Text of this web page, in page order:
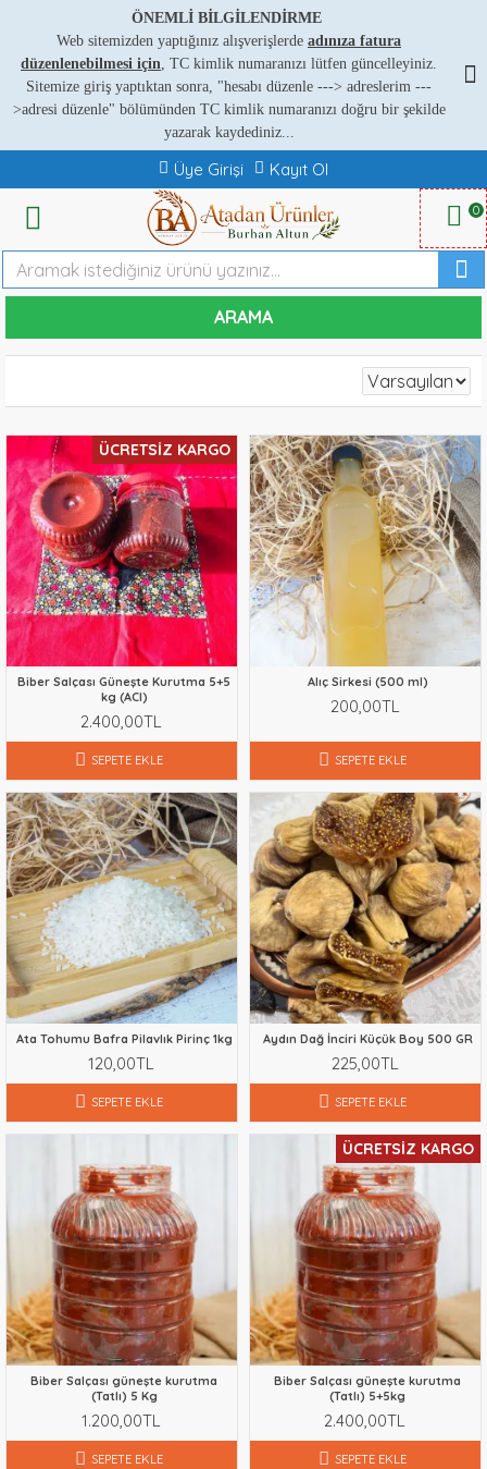
ÖNEMLİ BİLGİLENDİRME
Web sitemizden yaptığınız alışverişlerde adınıza fatura
düzenlenebilmesi için, TC kimlik numaranızı lütfen güncelleyiniz.
Sitemize giriş yaptıktan sonra, "hesabı düzenle ---> adreslerim ---
>adresi düzenle" bölümünden TC kimlik numaranızı doğru bir şekilde
yazarak kaydediniz...
Üye Girişi Kayıt Ol
0
ARAMA
ÜCRETSIZ KARGO
Biber Salçası Güneşte Kurutma 5+5
kg (ACI)
2.400,00TL
SEPETE EKLE
Alıç Sirkesi (500 ml)
200,00TL
SEPETE EKLE
Ata Tohumu Bafra Pilavlık Pirinç 1kg
120,00TL
SEPETE EKLE
Aydın Dağ İnciri Küçük Boy 500 GR
225,00TL
SEPETE EKLE
Biber Salçası güneşte kurutma
(Tatlı) 5 Kg
1.200,00TL
SEPETE EKLE
ÜCRETSIZ KARGO
Biber Salçası güneşte kurutma
(Tatlı) 5+5kg
2.400,00TL
SEPETE EKLE